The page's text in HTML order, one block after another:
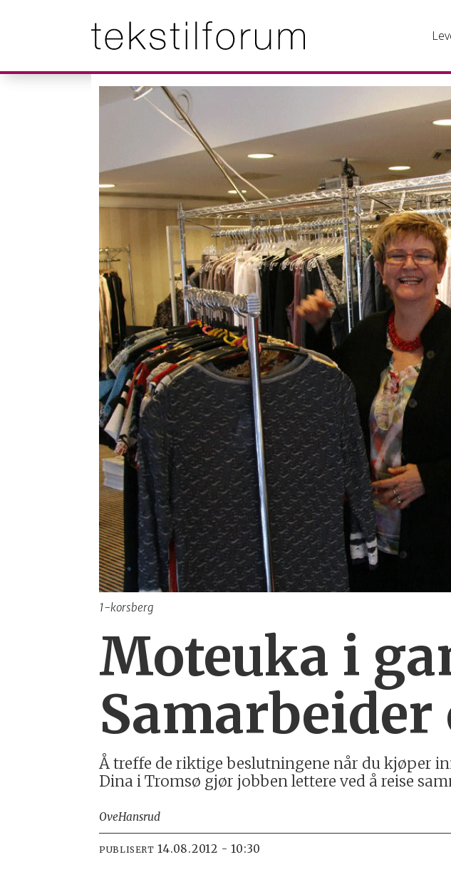
1-korsberg
Moteuka i
Å treffe de riktige beslutningene når du kjøper
Dina i Tromsø gjør jobben lettere ved å reise
OveHansrud
PUBLISERT 14.08.2012 - 10:30